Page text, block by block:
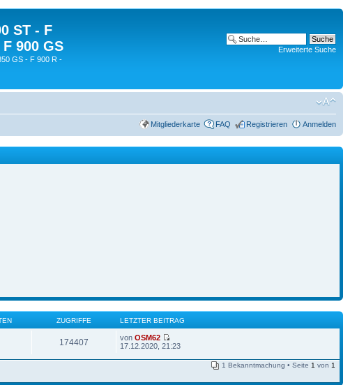
ST - F
900 GS
GS - F 900 R -
Erweiterte Suche
Mitgliederkarte FAQ Registrieren Anmelden
ZUGRIFFE LETZTER BEITRAG
174407 vonOSM62
17.12.2020, 21:23
1 Bekanntmachung • Seite 1 von 1